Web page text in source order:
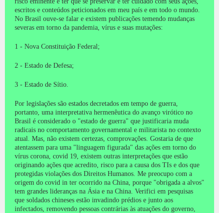
escritos e conteúdos peticionados em meu país e em todo o mundo.
No Brasil ouve-se falar e existem publicações temendo mudanças
severas em torno da pandemia, vírus e suas mutações:
1 - Nova Constituição Federal;
2 - Estado de Defesa;
3 - Estado de Sítio.
Por legislações são estados decretados em tempo de guerra,
portanto, uma interpretativa hermenêutica do avanço virótico no
Brasil é considerado o "estado de guerra" que justificaria muda
radicais no comportamento governamental e militarista no contexto
atual.
Mas, não existem certezas, comprovações. Gostaria de que
atentassem para uma "linguagem figurada" das ações em torno do
vírus corona, covid 19, existem outras interpretações que estão
originando ações que acredito, risco para a causa dos TIs e dos que
protegidas violações dos Direitos Humanos. Me preocupo com a
origem do covid in ter ocorrido na China, porque "obrigada a alvos"
tem grandes lideranças na Ásia e na China. Verifici em pesquisas
que soldados chineses estão invadindo prédios e junto aos
infectados, removendo pessoas contrárias às atuações do governo,